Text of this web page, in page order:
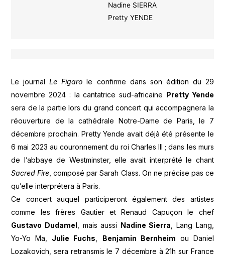
Nadine SIERRA
Pretty YENDE
Le journalLe Figaro le confirme dans son édition du 29
novembre 2024 : la cantatrice sud-africaine Pretty Yende
sera de la partie lors du grand concert qui accompagnera la
réouverture de la cathédrale Notre-Dame de Paris, le 7
décembre prochain. Pretty Yende avait déjà été présente le
6 mai 2023 au couronnement du roi Charles III ; dans les murs
de l’abbaye de Westminster, elle avait interprété le chant
Sacred Fire , composé par Sarah Class. On ne précise pas ce
qu’elle interprétera à Paris.
Ce concert auquel participeront également des artistes
comme les frères Gautier et Renaud Capuçon le chef
Gustavo Dudamel , mais aussi Nadine Sierra , Lang Lang,
Yo-Yo Ma, Julie Fuchs Benjamin Bernheim ou Daniel
Lozakovich, sera retransmis le 7 décembre à 21h sur France